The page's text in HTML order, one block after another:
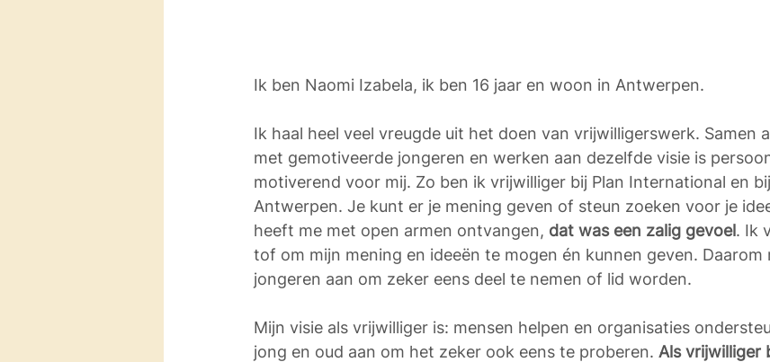
Ik ben Naomi Izabela, ik ben 16 jaar en woon in Antwerpen.
Ik haal heel veel vreugde uit het doen van vrijwilligerswerk. Samen
met gemotiveerde jongeren en werken aan dezelfde visie is
motiverend voor mij. Zo ben ik vrijwilliger bij Plan International en
Antwerpen. Je kunt er je mening geven of steun zoeken voor je
heeft me met open armen ontvangen, dat was een zalig gevoel. Ik
tof om mijn mening en ideeën te mogen én kunnen geven. Daarom
jongeren aan om zeker eens deel te nemen of lid worden.
Mijn visie als vrijwilliger is: mensen helpen en organisaties
jong en oud aan om het zeker ook eens te proberen. Als vrijwilliger